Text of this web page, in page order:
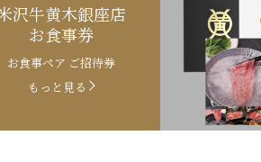
沢牛黄木銀座店
お食事券
お食事ペア ご招待券
もっと見る